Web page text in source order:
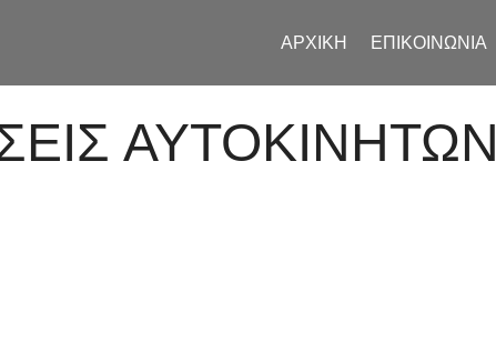
ΑΡΧΙΚΗ ΕΠΙΚΟΙΝΩΝΙΑ
ΑΥΤΟΚΙΝΗΤΩΝ